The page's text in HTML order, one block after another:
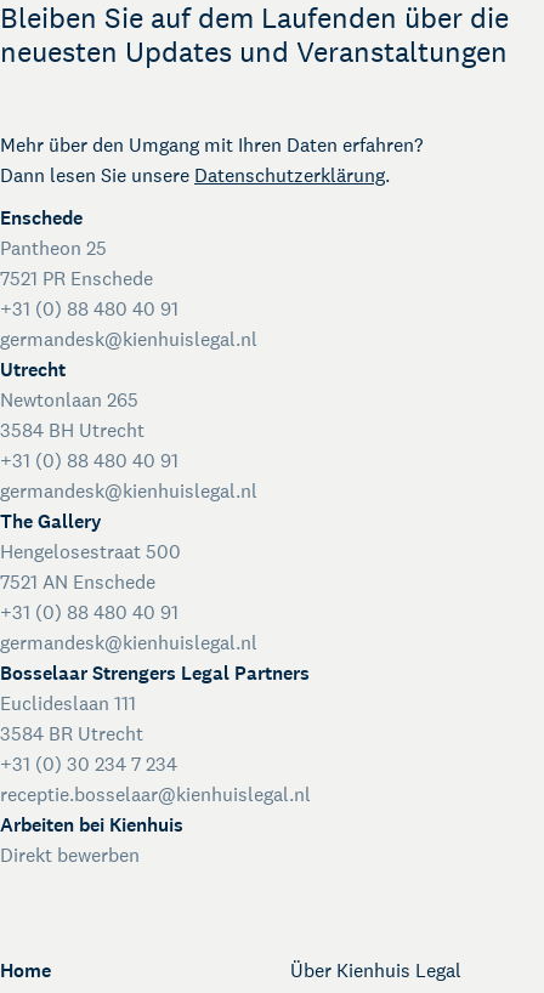
Bleiben Sie auf dem Laufenden über die
neuesten Updates und Veranstaltungen
Mehr über den Umgang mit Ihren Daten erfahren?
Dann lesen Sie unsere Datenschutzerklärung.
Home
Über Kienhuis Legal
Enschede
Pantheon 25
7521 PR Enschede
+31 (0) 88 480 40 91
germandesk@kienhuislegal.nl
Utrecht
Newtonlaan 265
3584 BH Utrecht
+31 (0) 88 480 40 91
germandesk@kienhuislegal.nl
The Gallery
Hengelosestraat 500
7521 AN Enschede
+31 (0) 88 480 40 91
germandesk@kienhuislegal.nl
Bosselaar Strengers Legal Partners
Euclideslaan 111
3584 BR Utrecht
+31 (0) 30 234 7 234
receptie.bosselaar@kienhuislegal.nl
Arbeiten bei Kienhuis
Direkt bewerben